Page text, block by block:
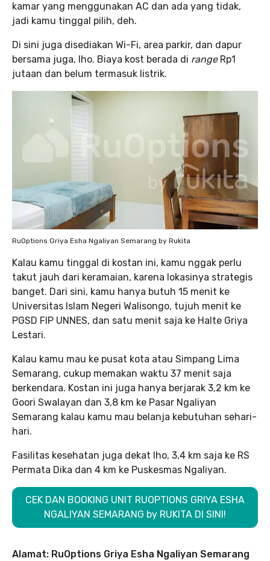
kamar yang menggunakan AC dan ada yang tidak,
jadi kamu tinggal pilih, deh.
Di sini juga disediakan Wi-Fi, area parkir, dan dapur
bersama juga, lho. Biaya kost berada di range Rp1
jutaan dan belum termasuk listrik.
RuOptions Griya Esha Ngaliyan Semarang by Rukita
Kalau kamu tinggal di kostan ini, kamu nggak perlu
takut jauh dari keramaian, karena lokasinya strategis
banget. Dari sini, kamu hanya butuh 15 menit ke
Universitas Islam Negeri Walisongo, tujuh menit ke
PGSD FIP UNNES, dan satu menit saja ke Halte Griya
Lestari.
Kalau kamu mau ke pusat kota atau Simpang Lima
Semarang, cukup memakan waktu 37 menit saja
berkendara. Kostan ini juga hanya berjarak 3,2 km ke
Goori Swalayan dan 3,8 km ke Pasar Ngaliyan
Semarang kalau kamu mau belanja kebutuhan sehari-
hari.
Fasilitas kesehatan juga dekat lho, 3,4 km saja ke RS
Permata Dika dan 4 km ke Puskesmas Ngaliyan.
CEK DAN BOOKING UNIT RUOPTIONS GRIYA ESHA
NGALIYAN SEMARANG by RUKITA DI SINI!
Alamat: RuOptions Griya Esha Ngaliyan Semarang